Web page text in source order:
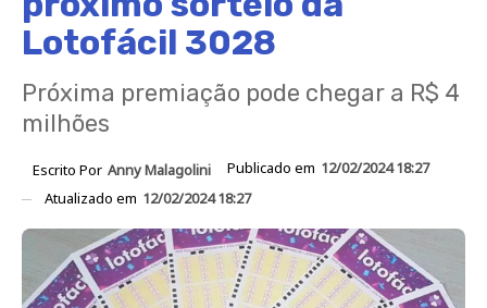
Lotofácil 3028
Próxima premiação pode chegar a R$ 4
milhões
Escrito Por Anny Malagolini Publicado em 12/02/2024 18:27
Atualizado em 12/02/2024 18:27